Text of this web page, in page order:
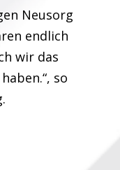
Neusorg
endlich
wir das
so